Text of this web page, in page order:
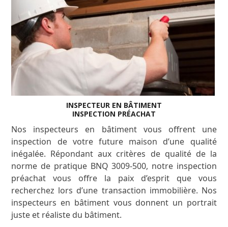
INSPECTEUR EN BÂTIMENT
INSPECTION PRÉACHAT
Nos inspecteurs en bâtiment vous offrent une
inspection de votre future maison d’une qualité
inégalée. Répondant aux critères de qualité de la
norme de pratique BNQ 3009-500, notre inspection
préachat vous offre la paix d’esprit que vous
recherchez lors d’une transaction immobilière. Nos
inspecteurs en bâtiment vous donnent un portrait
juste et réaliste du bâtiment.